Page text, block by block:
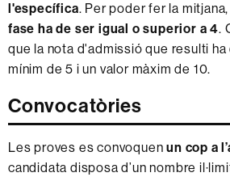
l'específica. Per poder fer la
fase ha de ser igual o superior a 4.
que la nota d'admissió que resulti
mínim de 5 i un valor màxim de 10.
Convocatòries
Les proves es convoquenun cop a
candidata disposa d’un nombre